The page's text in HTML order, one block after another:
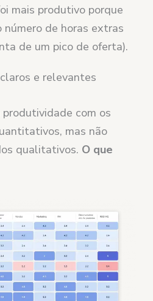
mais produtivo porque
de horas extras
de um pico de oferta).
e relevantes
produtividade com os
mas não
qualitativos. O que